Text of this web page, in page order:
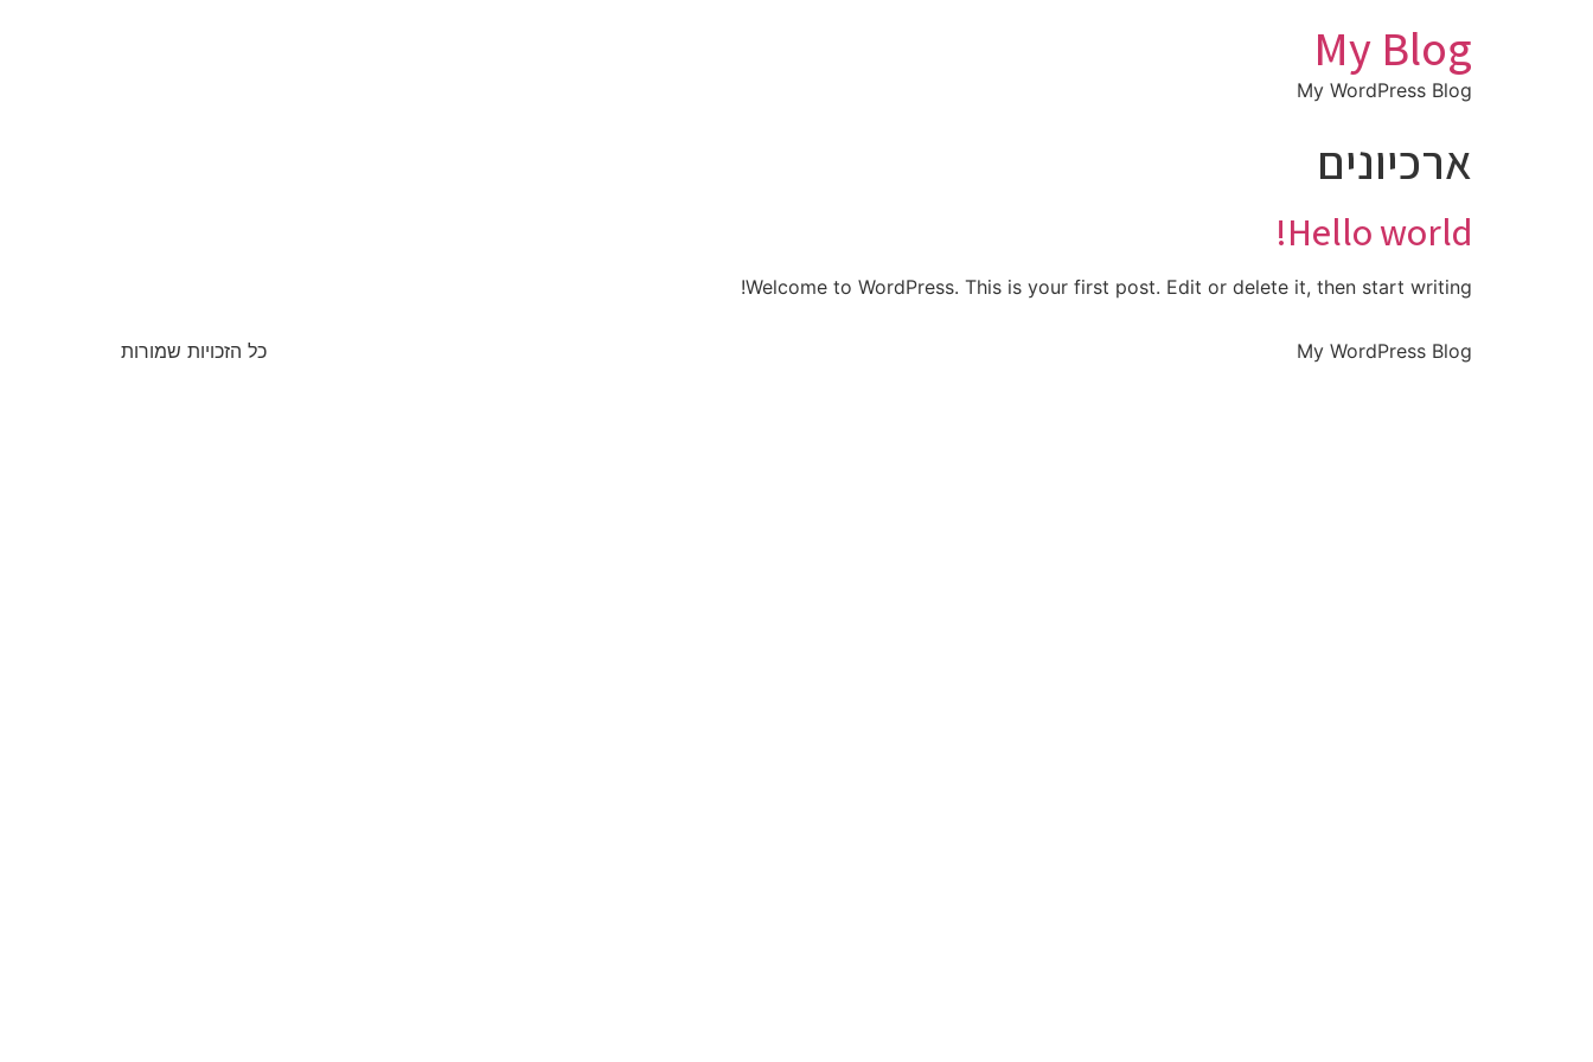
My Blog
My WordPress Blog
ארכיונים
Hello world!
Welcome to WordPress. This is your first post. Edit or delete it, then start writing!
My WordPress Blog כל הזכויות שמורות